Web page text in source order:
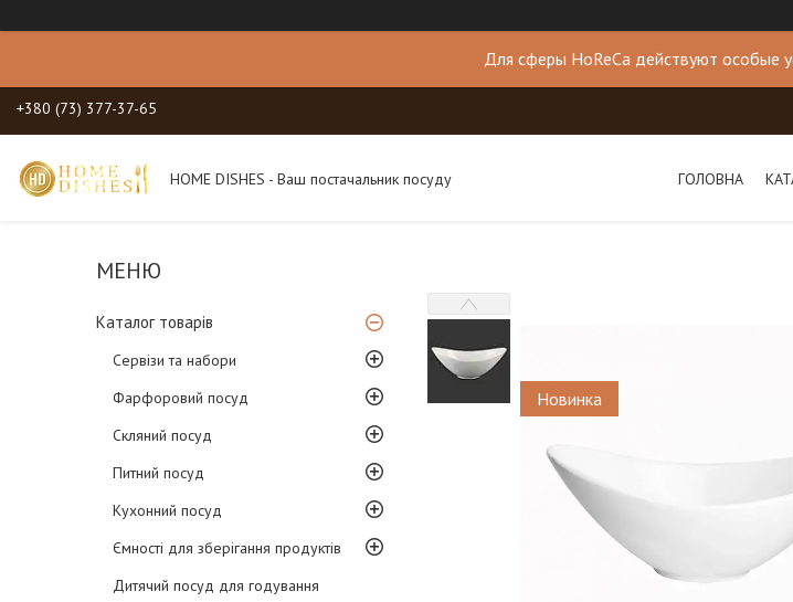
Для сферы HoReCa действуют особые
+380 (73) 377-37-65
HOME DISHES - Ваш постачальник посуду ГОЛОВНА
Каталог товарів
Сервізи та набори
Фарфоровий посуд
Скляний посуд
Питний посуд
Кухонний посуд
Ємності для зберігання продуктів
Дитячий посуд для годування
Новинка